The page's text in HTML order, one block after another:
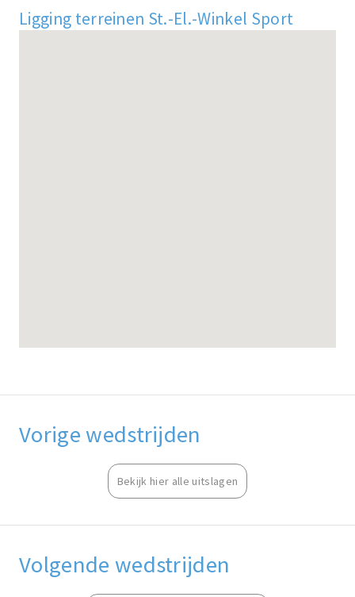
Ligging terreinen St.-El.-Winkel Sport
Vorige wedstrijden
Bekijk hier alle uitslagen
Volgende wedstrijden